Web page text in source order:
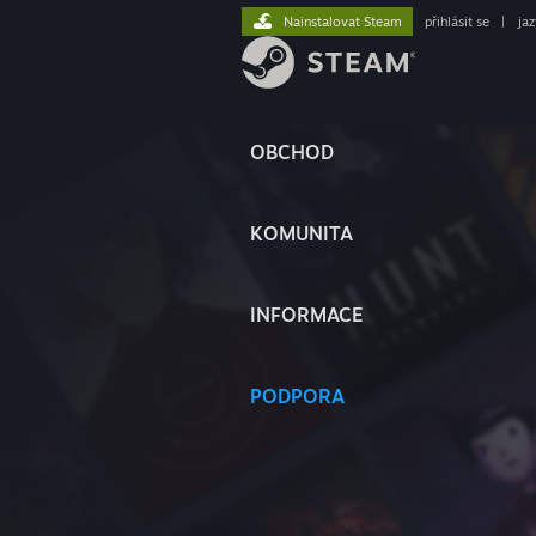
OBCHOD
KOMUNITA
INFORMACE
PODPORA
Nainstalovat Steam přihlásit se